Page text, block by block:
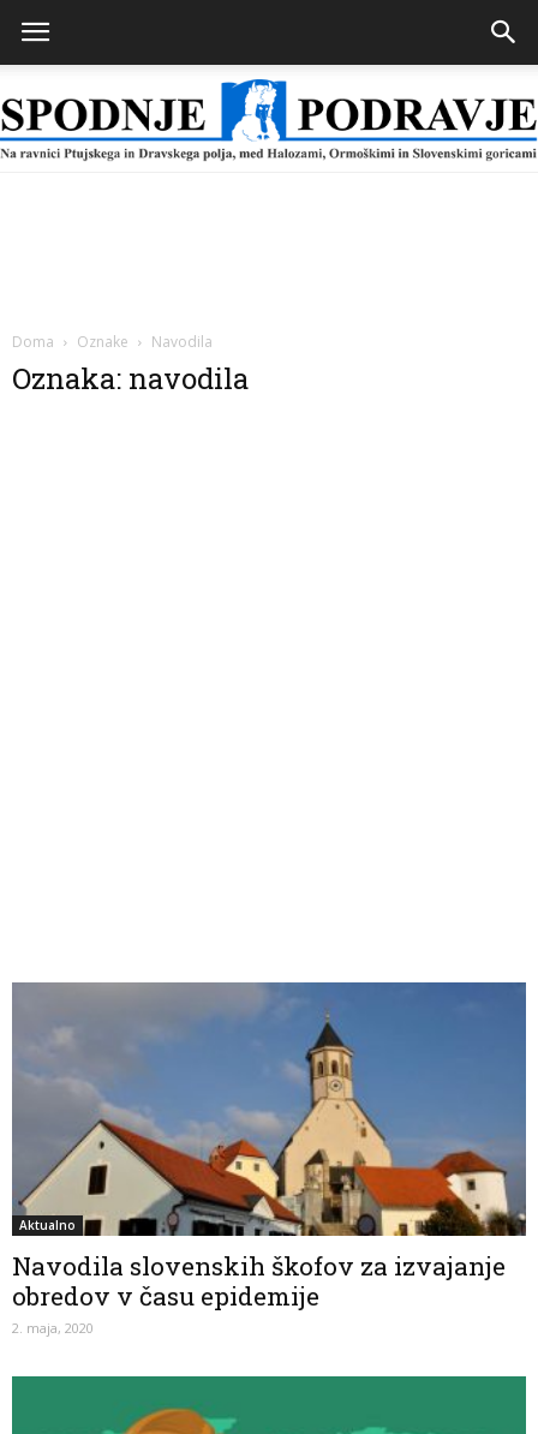
Doma Oznake Navodila
Oznaka: navodila
Aktualno
Navodila slovenskih škofov za izvajanje
obredov v času epidemije
2. maja, 2020